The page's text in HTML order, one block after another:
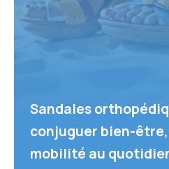
Sandales
conjuguer bien-
mobilité au